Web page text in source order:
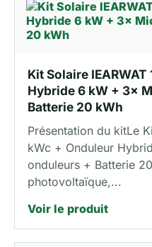
Kit Solaire IEARWAT
Hybride 6 kW + 3×
Batterie 20 kWh
Présentation du kitLe
kWc + Onduleur
onduleurs + Batterie
photovoltaïque,...
Voir le produit